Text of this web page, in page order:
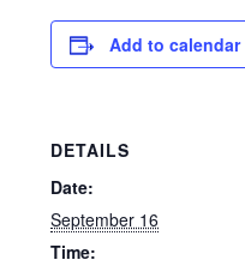
Add to calendar
DETAILS
Date:
September 16
Time: